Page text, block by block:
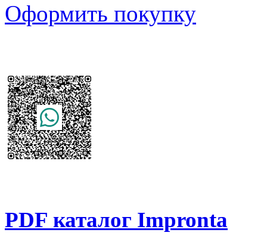
Оформить покупку
PDF каталог Impronta